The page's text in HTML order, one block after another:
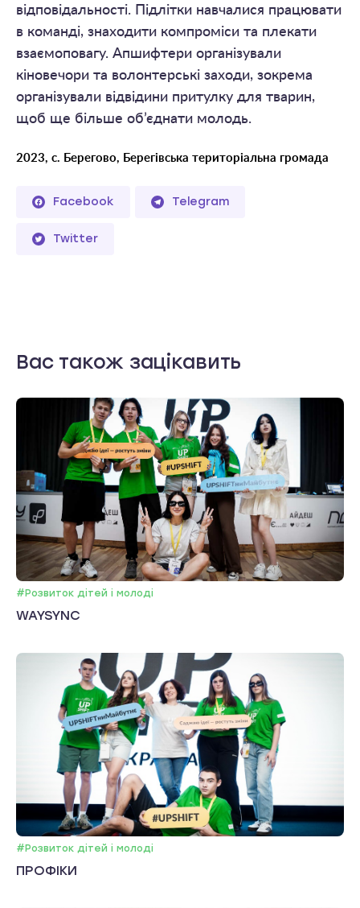
відповідальності. Підлітки навчалися працювати
в команді, знаходити компроміси та плекати
взаємоповагу. Апшифтери організували
кіновечори та волонтерські заходи, зокрема
організували відвідини притулку для тварин,
щоб ще більше об’єднати молодь.
2023, с. Берегово, Берегівська територіальна громада
Facebook Telegram
Twitter
Вас також зацікавить
#Розвиток дітей і молоді
WAYSYNC
#Розвиток дітей і молоді
ПРОФІКИ